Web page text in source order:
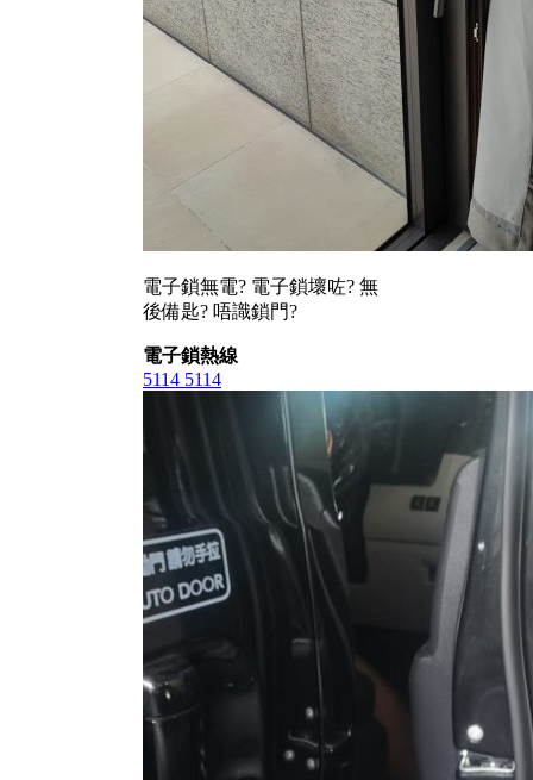
電子鎖無電? 電子鎖壞咗? 無
後備匙? 唔識鎖門?
電子鎖熱線
5114 5114